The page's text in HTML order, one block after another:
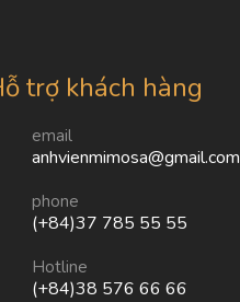
trợ khách hàng
email
anhvienmimosa@gmail.com
phone
(+84)37 785 55 55
Hotline
(+84)38 576 66 66